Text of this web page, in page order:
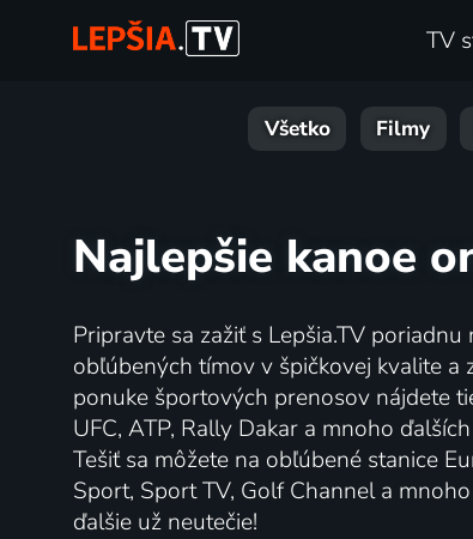
TV
Všetko Filmy
Najlepšie kanoe
Pripravte sa zažiť s Lepšia.TV poriadnu
obľúbených tímov v špičkovej kvalite a
ponuke športových prenosov nájdete
UFC, ATP, Rally Dakar a mnoho
Tešiť sa môžete na obľúbené stanice
Sport, Sport TV, Golf Channel a
ďalšie už neutečie!